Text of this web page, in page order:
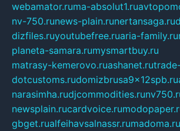
webamator.ruma-absolut1.ru
nv-750.runews-plain.runertansaga.ru
dizfiles.ruyoutubefree.ruaria-family.ru
planeta-samara.rumysmartbuy.ru
matrasy-kemerovo.ruashanet.ru
dotcustoms.rudomizbrusa9x12spb.ru
narasimha.rudjcommodities.ru
newsplain.rucardvoice.ru
gbget.rualfeihavsalnassr.rumadoma.ru